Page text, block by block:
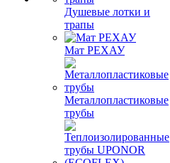
Душевые лотки и
трапы
Мат РЕХАУ
Металлопластиковые
трубы